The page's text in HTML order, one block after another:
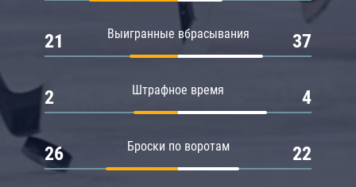
Выигранные вбрасывания
21 37
Штрафное время
2 4
Броски по воротам
26 22